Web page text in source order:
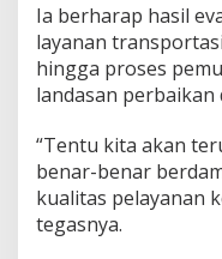
Ia berharap hasil
layanan
hingga proses
landasan
“Tentu kita akan
benar-benar
kualitas pelayanan
tegasnya.